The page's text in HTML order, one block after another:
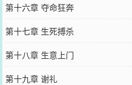
第十六章 夺命狂奔
第十七章 生死搏杀
第十八章 生意上门
第十九章 谢礼